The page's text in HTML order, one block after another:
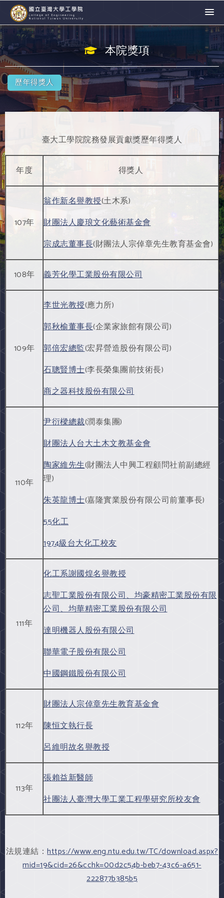
本院獎項
歷年得獎人
臺大工學院院務發展貢獻獎歷年得獎人
年度 得獎人
107年
翁作新名譽教授(土木系)
財團法人慶琅文化藝術基金會
宗成志董事長(財團法人宗倬章先生教育基金會)
108年 義芳化學工業股份有限公司
109年
李世光教授(應力所)
郭秋榆董事長(企業家旅館有限公司)
郭倍宏總監(宏昇營造股份有限公司)
石聰賢博士(李長榮集團前技術長)
商之器科技股份有限公司
110年
尹衍樑總裁(潤泰集團)
財團法人台大土木文教基金會
陶家維先生(財團法人中興工程顧問社前副總經
理)
朱英龍博士(嘉隆實業股份有限公司前董事長)
55化工
1974級台大化工校友
111年
化工系謝國煌名譽教授
志聖工業股份有限公司、均豪精密工業股份有限
公司、均華精密工業股份有限公司
達明機器人股份有限公司
聯華電子股份有限公司
中國鋼鐵股份有限公司
112年
財團法人宗倬章先生教育基金會
陳恒文執行長
呂維明故名譽教授
113年
張賴益新醫師
社團法人臺灣大學工業工程學研究所校友會
法規連結：https://www.eng.ntu.edu.tw/TC/download.aspx?
mid=19&cid=26&cchk=00d2c54b-beb7-43c6-a651-
222877b385b5